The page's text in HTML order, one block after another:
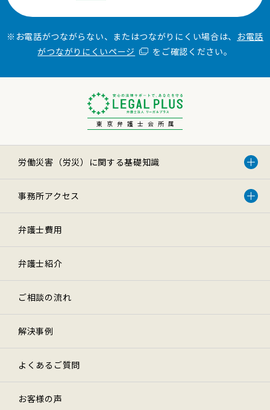
※お電話がつながらない、またはつながりにくい場合は、 お電話
がつながりにくいページ
をご確認ください。
東京弁護士会所属
労働災害（労災）に関する基礎知識
事務所アクセス
弁護士費用
弁護士紹介
ご相談の流れ
解決事例
よくあるご質問
お客様の声